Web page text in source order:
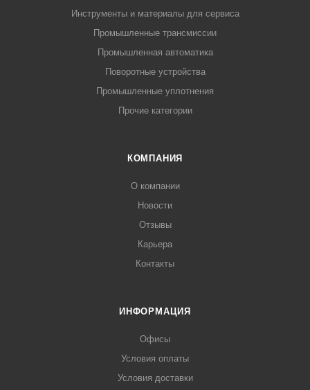
Инструменты и материалы для сервиса
Промышленные трансмиссии
Промышленная автоматика
Поворотные устройства
Промышленные уплотнения
Прочие категории
КОМПАНИЯ
О компании
Новости
Отзывы
Карьера
Контакты
ИНФОРМАЦИЯ
Офисы
Условия оплаты
Условия доставки